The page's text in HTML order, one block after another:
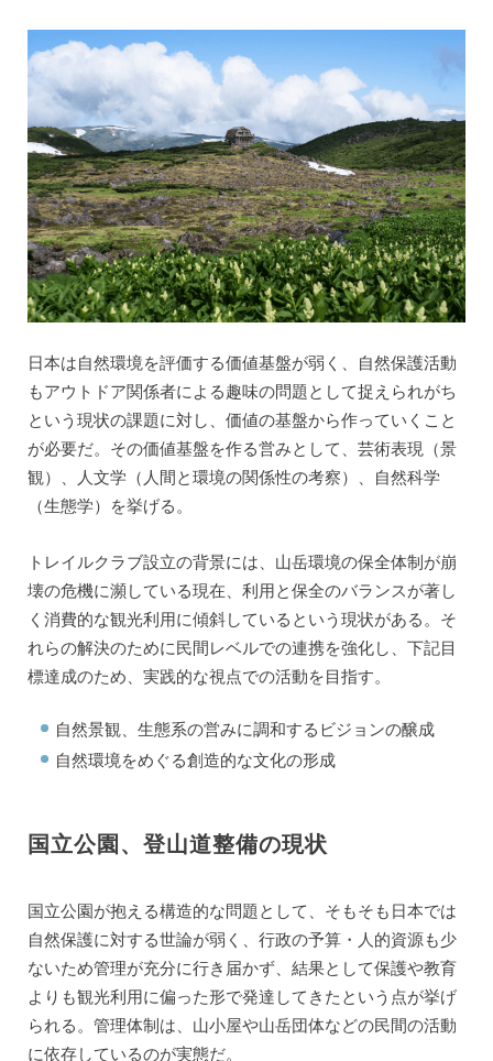
日本は自然環境を評価する価値基盤が弱く、自然保護活動
もアウトドア関係者による趣味の問題として捉えられがち
という現状の課題に対し、価値の基盤から作っていくこと
が必要だ。その価値基盤を作る営みとして、芸術表現（景
観）、人文学（人間と環境の関係性の考察）、自然科学
（生態学）を挙げる。
トレイルクラブ設立の背景には、山岳環境の保全体制が崩
壊の危機に瀕している現在、利用と保全のバランスが著し
く消費的な観光利用に傾斜しているという現状がある。そ
れらの解決のために民間レベルでの連携を強化し、下記目
標達成のため、実践的な視点での活動を目指す。
自然景観、生態系の営みに調和するビジョンの醸成
自然環境をめぐる創造的な文化の形成
国立公園、登山道整備の現状
国立公園が抱える構造的な問題として、そもそも日本では
自然保護に対する世論が弱く、行政の予算・人的資源も少
ないため管理が充分に行き届かず、結果として保護や教育
よりも観光利用に偏った形で発達してきたという点が挙げ
られる。管理体制は、山小屋や山岳団体などの民間の活動
に依存しているのが実態だ。